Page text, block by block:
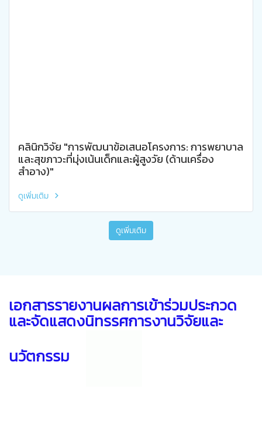
คลินิกวิจัย "การพัฒนาข้อเสนอโครงการ: การพยาบาล
และสุขภาวะที่มุ่งเน้นเด็กและผู้สูงวัย (ด้านเครื่อง
สำอาง)"
ดูเพิ่มเติม
ดูเพิ่มเติม
เอกสารรายงานผลการเข้าร่วมประกวด
และจัดแสดงนิทรรศการงานวิจัยและ
นวัตกรรม